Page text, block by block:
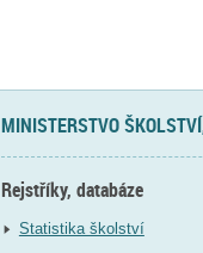
MINISTERSTVO
Rejstříky, databáze
Statistika školství